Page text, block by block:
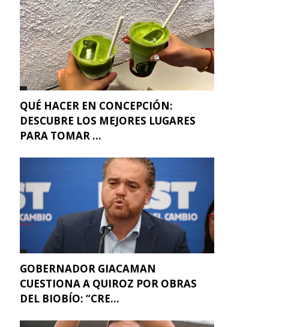
QUÉ HACER EN CONCEPCIÓN:
DESCUBRE LOS MEJORES LUGARES
PARA TOMAR ...
GOBERNADOR GIACAMAN
CUESTIONA A QUIROZ POR OBRAS
DEL BIOBÍO: “CRE...